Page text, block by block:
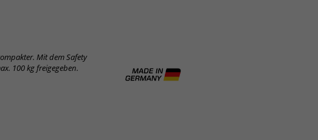
Mit dem Safety
100 kg freigegeben.